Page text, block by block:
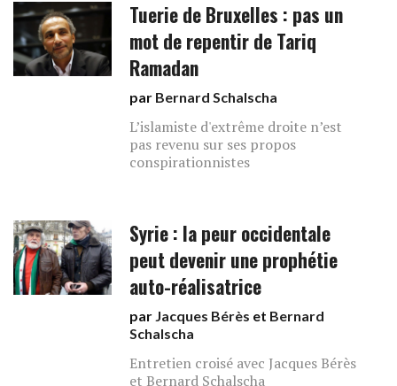
Tuerie de Bruxelles : pas un
mot de repentir de Tariq
Ramadan
par Bernard Schalscha
L’islamiste d'extrême droite n’est
pas revenu sur ses propos
conspirationnistes
Syrie : la peur occidentale
peut devenir une prophétie
auto-réalisatrice
par Jacques Bérès et Bernard
Schalscha
Entretien croisé avec Jacques Bérès
et Bernard Schalscha